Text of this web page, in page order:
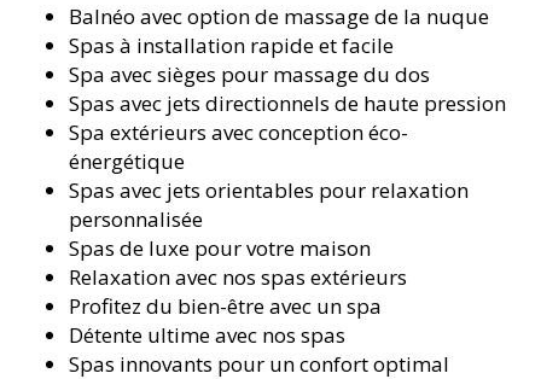
Balnéo avec option de massage de la nuque
Spas à installation rapide et facile
Spa avec sièges pour massage du dos
Spas avec jets directionnels de haute pression
Spa extérieurs avec conception éco-
énergétique
Spas avec jets orientables pour relaxation
personnalisée
Spas de luxe pour votre maison
Relaxation avec nos spas extérieurs
Profitez du bien-être avec un spa
Détente ultime avec nos spas
Spas innovants pour un confort optimal